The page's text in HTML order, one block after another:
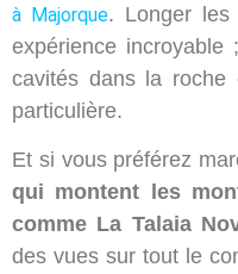
à Majorque. Longer les
expérience
cavités dans la roche
particulière.
Et si vous préférez
qui montent les
comme La Talaia
des vues sur tout le